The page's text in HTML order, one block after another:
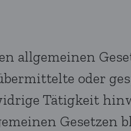
allgemeinen
oder
Tätigkeit
Gesetzen